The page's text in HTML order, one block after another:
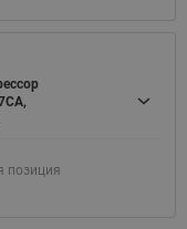
позиция